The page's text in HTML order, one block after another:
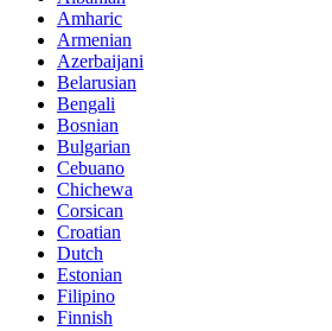
Amharic
Armenian
Azerbaijani
Belarusian
Bengali
Bosnian
Bulgarian
Cebuano
Chichewa
Corsican
Croatian
Dutch
Estonian
Filipino
Finnish